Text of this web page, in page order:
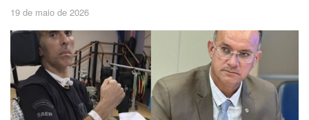
19 de maio de 2026